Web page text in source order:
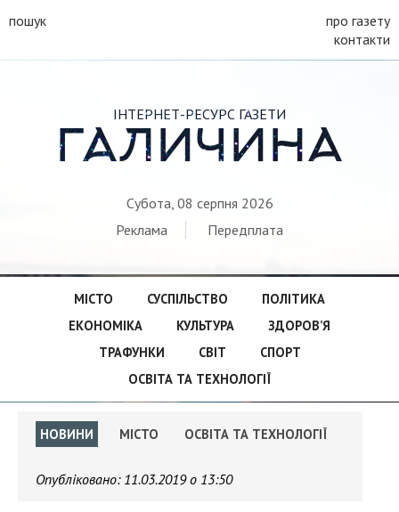
пошук
про газету
контакти
ІНТЕРНЕТ-РЕСУРС ГАЗЕТИ
ГАЛИЧИНА
Субота, 08 серпня 2026
Реклама
Передплата
МІСТО СУСПІЛЬСТВО
ПОЛІТИКА
ЕКОНОМІКА
КУЛЬТУРА
ЗДОРОВ’Я
ТРАФУНКИ
СВІТ
СПОРТ
ОСВІТА ТА ТЕХНОЛОГІЇ
НОВИНИ МІСТО ОСВІТА ТА ТЕХНОЛОГІЇ
Опубліковано: 11.03.2019 о 13:50